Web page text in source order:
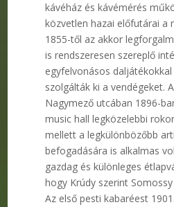
kávéház és kávémérés
közvetlen hazai előfutárai a
1855-től az akkor
is rendszeresen szereplő
egyfelvonásos
szolgálták ki a vendégeket.
Nagymező utcában 1896-
music hall legközelebbi
mellett a legkülönbözőbb
befogadására is alkalmas
gazdag és különleges
hogy Krúdy szerint
Az első pesti kabaréest